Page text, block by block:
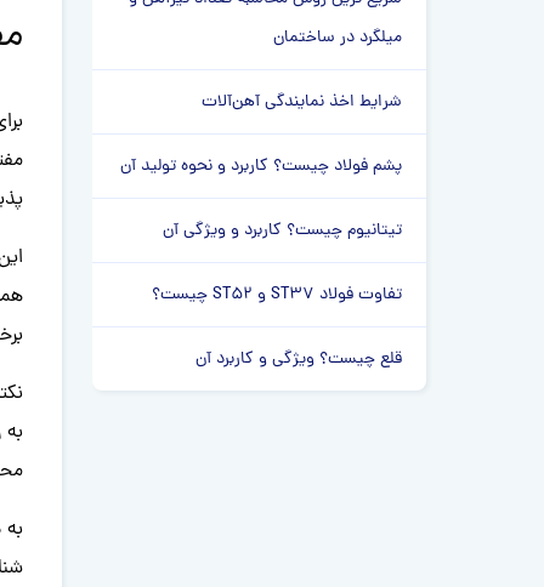
میلگرد در ساختمان
شرایط اخذ نمایندگی آهن‌آلات
پشم فولاد چیست؟ کاربرد و نحوه تولید آن
تیتانیوم چیست؟ کاربرد و ویژگی آن
تفاوت فولاد ST37 و ST52 چیست؟
قلع چیست؟ ویژگی و کاربرد آن